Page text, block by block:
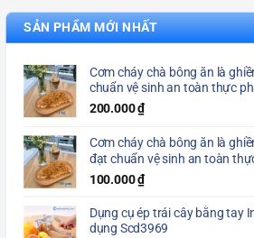
SẢN PHẨM MỚI NHẤT
Cơm cháy chà bông ăn là
chuẩn vệ sinh an toàn thực
200.000₫
Cơm cháy chà bông ăn là
đạt chuẩn vệ sinh an toàn
100.000₫
Dụng cụ ép trái cây bằng tay
dụng Scd3969